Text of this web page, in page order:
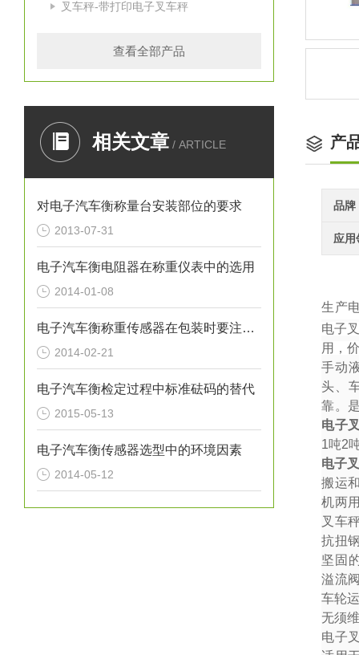
叉车秤-带打印电子叉车秤
查看全部产品
相关文章 / ARTICLE
对电子汽车衡称量台安装部位的要求
2013-07-31
电子汽车衡电阻器在称重仪表中的选用
2014-01-08
电子汽车衡称重传感器在包装时要注意什么问题
2014-02-21
电子汽车衡检定过程中标准砝码的替代
2015-05-13
电子汽车衡传感器选型中的环境因素
2014-05-12
产
品牌
应用
生产
电子
用，
手动
头、
靠。
电子
1吨2
电子
搬运
机两
叉车
抗扭
坚固
溢流
车轮
无须
电子